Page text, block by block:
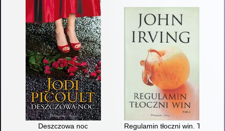
Deszczowa noc Regulamin tłoczni win. T. 2